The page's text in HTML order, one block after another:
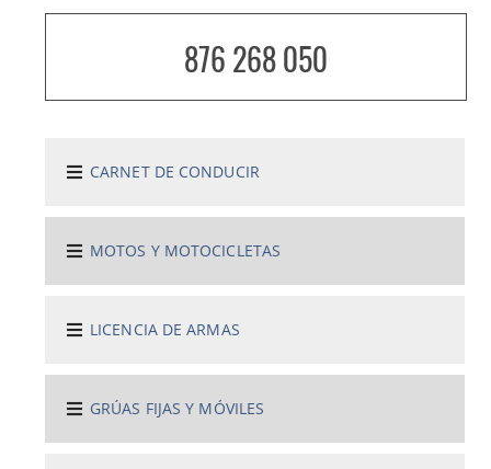
876 268 050
CARNET DE CONDUCIR
MOTOS Y MOTOCICLETAS
LICENCIA DE ARMAS
GRÚAS FIJAS Y MÓVILES